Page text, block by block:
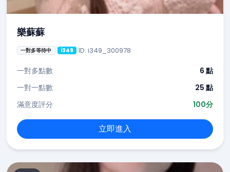
樂蘇蘇
一對多等待中 i349 ID: i349_300978
一對多點數
6 點
一對一點數
25 點
滿意度評分
100分
立即進入